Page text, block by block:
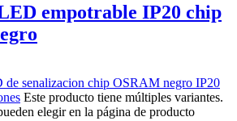
empotrable IP20 chip
Este producto tiene múltiples variantes.
elegir en la página de producto